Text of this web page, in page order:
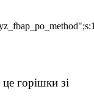
горішки зі